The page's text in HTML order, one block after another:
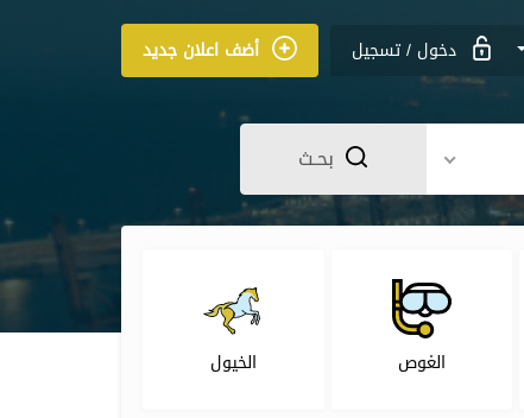
دخول /تسجيل أضف اعلان جديد
بحـث
الغوص الخيول